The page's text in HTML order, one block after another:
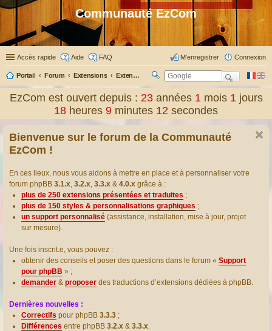
Communauté EzCom
Accès rapide Aide FAQ Connexion
M’enregistrer
Portail Forum Extensions Extensions présentées & traduites
ec
er
EzCom est ouvert depuis : 23 années1 mois1 jours
18 heures 9 minutes 13 secondes
Bienvenue sur le forum de la Communauté
EzCom !
En ces lieux, nous vous aidons à mettre en place et à personnaliser votre
forum phpBB 3.1.x, 3.2.x, 3.3.x & 4.0.x grâce à :
plus de 250 extensions présentées et traduites ;
plus de 150 styles & personnalisations graphiques ;
un support personnalisé (assistance, installation, mise à jour, projet
sur mesure).
Une fois inscrit.e, vous pouvez :
obtenir des conseils et poser des questions dans le forum « Support
pour phpBB » ;
demander & proposer des traductions d’extensions dédiées à phpBB.
Dernières nouvelles :
Correctifs pour phpBB 3.3.3 ;
Différences entre phpBB 3.2.x & 3.3.x.